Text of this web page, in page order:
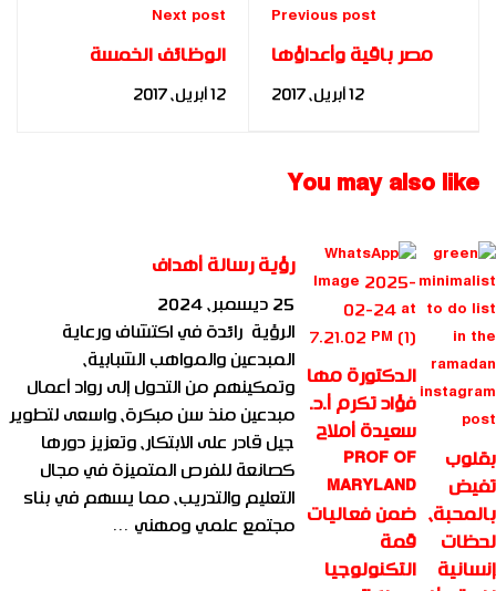
Previous post
مصر باقية وأعداؤها
راحلون د.مها فؤاد
12 أبريل، 2017
Next post
الوظائف الخمسة
للإدارة – د.مها فؤاد
12 أبريل، 2017
You may also like
بقلوب
تفيض
بالمحبة،
لحظات
إنسانية
الدكتورة مها
فؤاد تكرم أ.د.
سعيدة أملاح
PROF OF
MARYLAND
ضمن فعاليات
قمة
التكنولوجيا
رؤية رسالة أهداف
25 ديسمبر، 2024
الرؤية رائدة في اكتشاف ورعاية
المبدعين والمواهب الشبابية،
وتمكينهم من التحول إلى رواد أعمال
مبدعين منذ سن مبكرة، واسعى لتطوير
جيل قادر على الابتكار، وتعزيز دورها
كصانعة للفرص المتميزة في مجال
التعليم والتدريب، مما يسهم في بناء
مجتمع علمي ومهني …